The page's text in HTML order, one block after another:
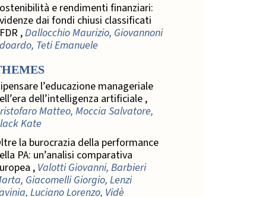
e rendimenti finanziari:
dai fondi chiusi classificati
SFDR ,Dallocchio Maurizio, Giovannoni
Teti Emanuele
l’educazione manageriale
nell’era dell’intelligenza artificiale ,
Matteo, Moccia Salvatore,
Kate
la burocrazia della performance
PA: un’analisi comparativa
europea , Valotti Giovanni, Barbieri
Giacomelli Giorgio, Lenzi
Luciano Lorenzo, Vidè